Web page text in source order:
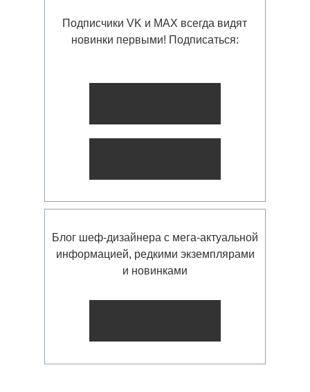
Блог шеф-дизайнера с мега-актуальной
информацией, редкими экземплярами
и новинками
Подписчики VK и MAX всегда видят
новинки первыми! Подписаться: